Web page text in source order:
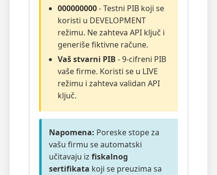
000000000- Testni PIB koji se
koristi u DEVELOPMENT
režimu. Ne zahteva API ključ i
generiše fiktivne račune.
Vaš stvarni PIB - 9-cifreni PIB
vaše firme. Koristi se u LIVE
režimu i zahteva validan API
ključ.
Napomena: Poreske stope za
vašu firmu se automatski
učitavaju iz fiskalnog
sertifikata koji se preuzima sa